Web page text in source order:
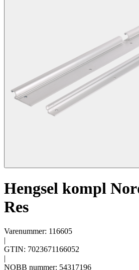
Hengsel kompl
Res
Varenummer: 116605
|
GTIN: 7023671166052
|
NOBB nummer: 54317196